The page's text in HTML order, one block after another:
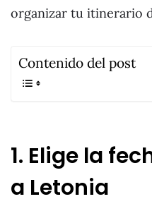
organizar tu itinerario
Contenido del post
1. Elige la
a Letonia